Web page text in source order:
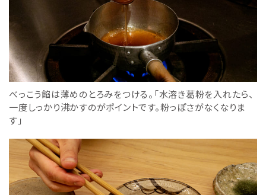
べっこう餡は薄めのとろみをつける。「水溶き葛粉を入れたら、
一度しっかり沸かすのがポイントです。粉っぽさがなくなりま
す」